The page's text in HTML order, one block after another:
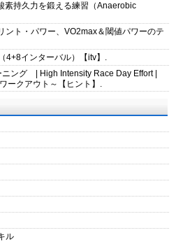
持久力を鍛える練習（Anaerobic
ト・パワー、VO2max＆閾値パワーのテ
4+8インターバル）【itv】.
ニング | High Intensity Race Day Effort |
ークアウト～【ヒント】.
ル